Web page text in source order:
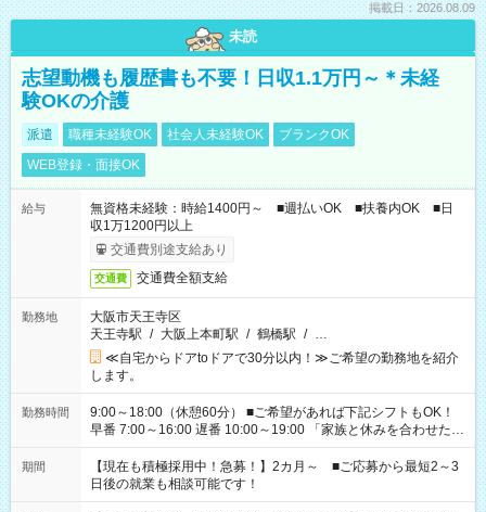
掲載日：2026.08.09
未読
志望動機も履歴書も不要！日収1.1万円～＊未経
験OKの介護
派遣 職種未経験OK 社会人未経験OK
ブランクOK
WEB登録・面接OK
給与
無資格未経験：時給1400円～ ■週払いOK ■扶養内OK ■日
収1万1200円以上
交通費別途支給あり
交通費 交通費全額支給
勤務地
大阪市天王寺区
天王寺駅 / 大阪上本町駅 / 鶴橋駅 / …
≪自宅からドアtoドアで30分以内！≫ご希望の勤務地を紹介
します。
勤務時間
9:00～18:00（休憩60分） ■ご希望があれば下記シフトもOK！
早番 7:00～16:00 遅番 10:00～19:00 「家族と休みを合わせた
い」 「余裕を持って夕飯の準備がしたい」 「できれば残業はし
たくない」 など、ご希望を教えてくださいね。 ※Wワーク希望
の方へ 今ご覧のお仕事で希望する勤務時間と、もう1つのお仕事
の勤務時間。 合計で週40時間を超える場合は応募できません。
期間
【現在も積極採用中！急募！】2カ月～ ■ご応募から最短2～3
日後の就業も相談可能です！